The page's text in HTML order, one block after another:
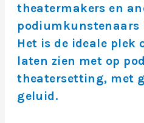
theatermakers en
podiumkunstenaars
Het is de ideale plek
laten zien met op
theatersetting, met
geluid.